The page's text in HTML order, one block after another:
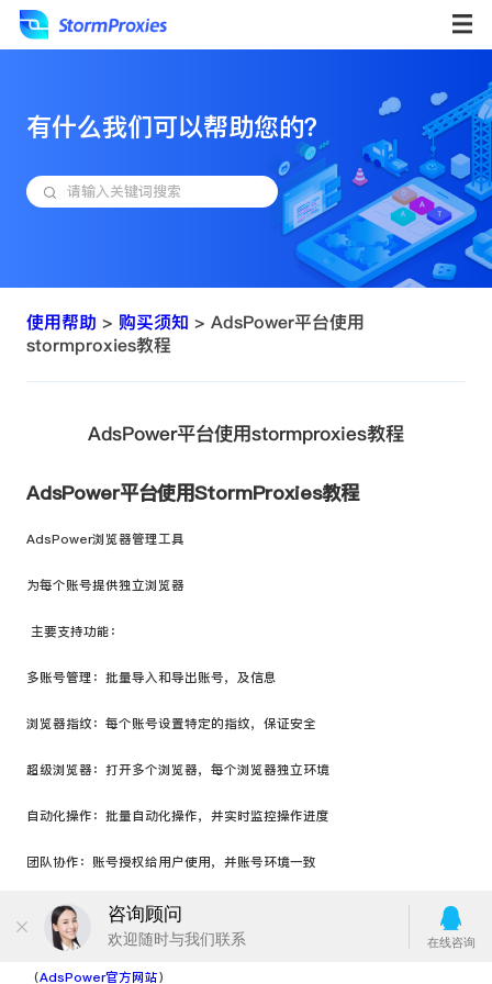
有什么我们可以帮助您的？
使用帮助 > 购买须知 > AdsPower平台使用
stormproxies教程
AdsPower平台使用stormproxies教程
AdsPower平台使用StormProxies教程
AdsPower浏览器管理工具
为每个账号提供独立浏览器
主要支持功能：
多账号管理：批量导入和导出账号，及信息
浏览器指纹：每个账号设置特定的指纹，保证安全
超级浏览器：打开多个浏览器，每个浏览器独立环境
自动化操作：批量自动化操作，并实时监控操作进度
团队协作：账号授权给用户使用，并账号环境一致
IP支持：集成市面上的主流，支持IPv6
如果您对AdsPower产品需要进行更多了解，可以点击此处访问
（AdsPower官方网站）